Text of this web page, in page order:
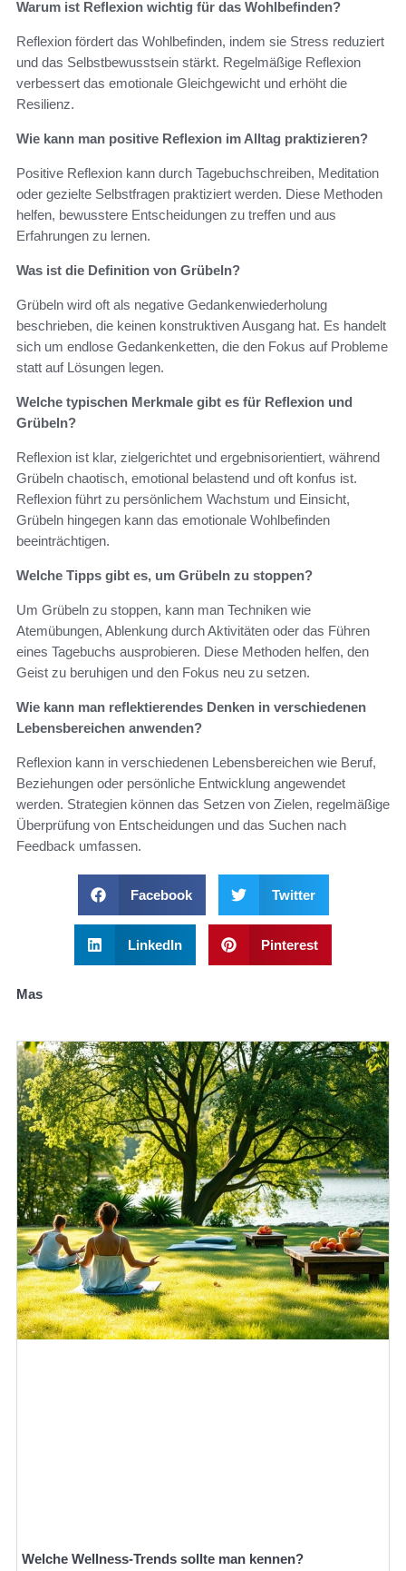
Warum ist Reflexion wichtig für das Wohlbefinden?
Reflexion fördert das Wohlbefinden, indem sie Stress reduziert
und das Selbstbewusstsein stärkt. Regelmäßige Reflexion
verbessert das emotionale Gleichgewicht und erhöht die
Resilienz.
Wie kann man positive Reflexion im Alltag praktizieren?
Positive Reflexion kann durch Tagebuchschreiben, Meditation
oder gezielte Selbstfragen praktiziert werden. Diese Methoden
helfen, bewusstere Entscheidungen zu treffen und aus
Erfahrungen zu lernen.
Was ist die Definition von Grübeln?
Grübeln wird oft als negative Gedankenwiederholung
beschrieben, die keinen konstruktiven Ausgang hat. Es handelt
sich um endlose Gedankenketten, die den Fokus auf Probleme
statt auf Lösungen legen.
Welche typischen Merkmale gibt es für Reflexion und
Grübeln?
Reflexion ist klar, zielgerichtet und ergebnisorientiert, während
Grübeln chaotisch, emotional belastend und oft konfus ist.
Reflexion führt zu persönlichem Wachstum und Einsicht,
Grübeln hingegen kann das emotionale Wohlbefinden
beeinträchtigen.
Welche Tipps gibt es, um Grübeln zu stoppen?
Um Grübeln zu stoppen, kann man Techniken wie
Atemübungen, Ablenkung durch Aktivitäten oder das Führen
eines Tagebuchs ausprobieren. Diese Methoden helfen, den
Geist zu beruhigen und den Fokus neu zu setzen.
Wie kann man reflektierendes Denken in verschiedenen
Lebensbereichen anwenden?
Reflexion kann in verschiedenen Lebensbereichen wie Beruf,
Beziehungen oder persönliche Entwicklung angewendet
werden. Strategien können das Setzen von Zielen, regelmäßige
Überprüfung von Entscheidungen und das Suchen nach
Feedback umfassen.
Facebook Twitter
LinkedIn Pinterest
Mas
Welche Wellness-Trends sollte man kennen?